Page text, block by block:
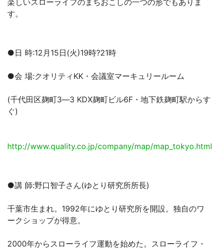
楽しいスローライフのまちおこしの一つの形でもありま
す。
●日 時:12月15日(火)19時?21時
●会 場:クオリティKK・会議室マーキュリールーム
(千代田区麹町3―3 KDX麹町ビル6F・地下鉄麹町駅からす
ぐ)
http://www.quality.co.jp/company/map/map_tokyo.html
●講 師:野口智子さん(ゆとり研究所所長)
千葉市生まれ。1992年にゆとり研究所を開設。独自のワ
ークショップが得意。
2000年からスローライフ運動を始めた。スローライフ・